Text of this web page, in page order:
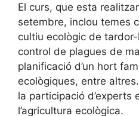
El curs, que esta
setembre, inclou temes
cultiu ecològic de
control de plagues de
planificació d’un hort
ecològiques, entre
la participació d’experts
l’agricultura ecològica.